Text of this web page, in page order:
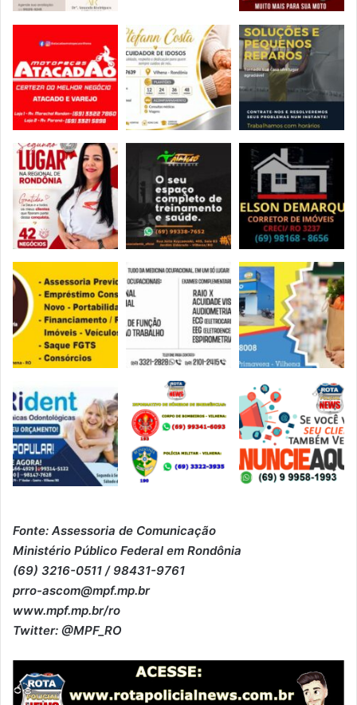
Fonte: Assessoria de Comunicação
Ministério Público Federal em Rondônia
(69) 3216-0511 / 98431-9761
prro-ascom@mpf.mp.br
www.mpf.mp.br/ro
Twitter: @MPF_RO